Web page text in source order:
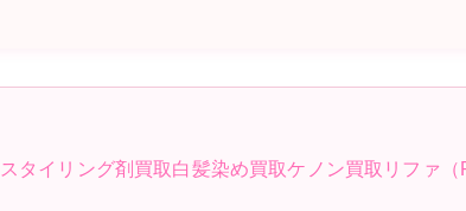
スタイリング剤買取白髪染め買取ケノン買取 リファ